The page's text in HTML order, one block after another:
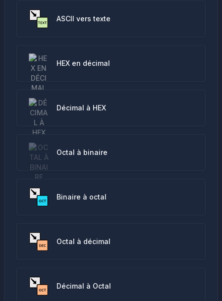
ASCII vers texte
HEX en décimal
Décimal à HEX
Octal à binaire
Binaire à octal
Octal à décimal
Décimal à Octal